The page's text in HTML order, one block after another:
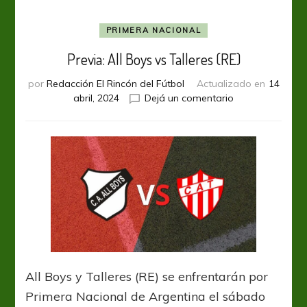
PRIMERA NACIONAL
Previa: All Boys vs Talleres (RE)
por Redacción El Rincón del Fútbol Actualizado en 14
abril, 2024
Dejá un comentario
Boys
vs
Talleres
(RE)
All Boys y Talleres (RE) se enfrentarán por
Primera Nacional de Argentina el sábado